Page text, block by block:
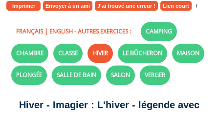
Imprimer Envoyer à un ami J'ai trouvé une erreur ! Lien court
FRANÇAIS| ENGLISH- AUTRES EXERCICES : CAMPING
CHAMBRE CLASSE HIVER LE BÛCHERON MAISON
PLONGÉE SALLE DE BAIN SALON VERGER
Hiver - Imagier : L'hiver - légende avec